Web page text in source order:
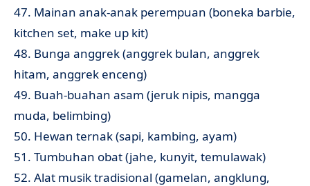
47. Mainan anak-anak perempuan (boneka barbie,
kitchen set, make up kit)
48. Bunga anggrek (anggrek bulan, anggrek
hitam, anggrek enceng)
49. Buah-buahan asam (jeruk nipis, mangga
muda, belimbing)
50. Hewan ternak (sapi, kambing, ayam)
51. Tumbuhan obat (jahe, kunyit, temulawak)
52. Alat musik tradisional (gamelan, angklung,